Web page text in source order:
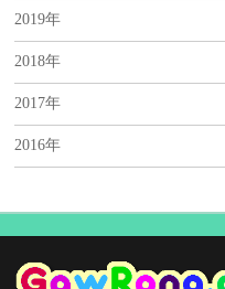
2019年
2018年
2017年
2016年